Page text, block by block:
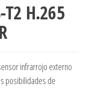
T2 H.265
infrarrojo externo
posibilidades de